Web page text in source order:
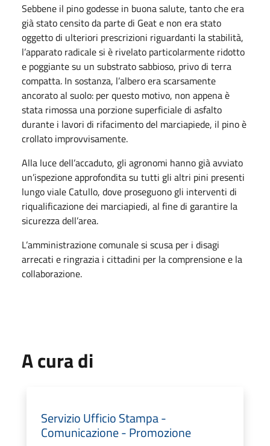
Sebbene il pino godesse in buona salute, tanto che era
già stato censito da parte di Geat e non era stato
oggetto di ulteriori prescrizioni riguardanti la stabilità,
l’apparato radicale si è rivelato particolarmente ridotto
e poggiante su un substrato sabbioso, privo di terra
compatta. In sostanza, l’albero era scarsamente
ancorato al suolo: per questo motivo, non appena è
stata rimossa una porzione superficiale di asfalto
durante i lavori di rifacimento del marciapiede, il pino è
crollato improvvisamente.
Alla luce dell’accaduto, gli agronomi hanno già avviato
un’ispezione approfondita su tutti gli altri pini presenti
lungo viale Catullo, dove proseguono gli interventi di
riqualificazione dei marciapiedi, al fine di garantire la
sicurezza dell’area.
L’amministrazione comunale si scusa per i disagi
arrecati e ringrazia i cittadini per la comprensione e la
collaborazione.
A cura di
Servizio Ufficio Stampa -
Comunicazione - Promozione